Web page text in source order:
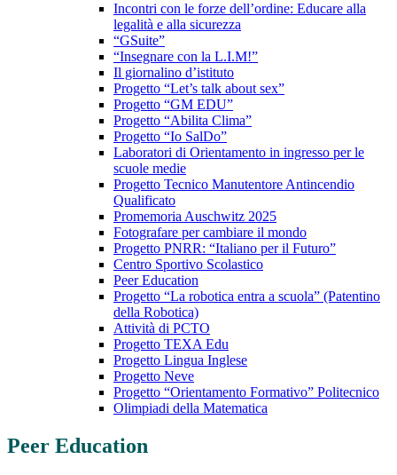
Incontri con le forze dell’ordine: Educare alla
legalità e alla sicurezza
“GSuite”
“Insegnare con la L.I.M!”
Il giornalino d’istituto
Progetto “Let’s talk about sex”
Progetto “GM EDU”
Progetto “Abilita Clima”
Progetto “Io SalDo”
Laboratori di Orientamento in ingresso per le
scuole medie
Progetto Tecnico Manutentore Antincendio
Qualificato
Promemoria Auschwitz 2025
Fotografare per cambiare il mondo
Progetto PNRR: “Italiano per il Futuro”
Centro Sportivo Scolastico
Peer Education
Progetto “La robotica entra a scuola” (Patentino
della Robotica)
Attività di PCTO
Progetto TEXA Edu
Progetto Lingua Inglese
Progetto Neve
Progetto “Orientamento Formativo” Politecnico
Olimpiadi della Matematica
Peer Education